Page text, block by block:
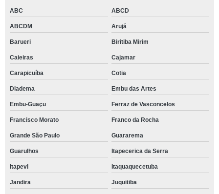
ABC ABCD
ABCDM Arujá
Barueri Biritiba Mirim
Caieiras Cajamar
Carapicuíba Cotia
Diadema Embu das Artes
Embu-Guaçu Ferraz de Vasconcelos
Francisco Morato Franco da Rocha
Grande São Paulo Guararema
Guarulhos Itapecerica da Serra
Itapevi Itaquaquecetuba
Jandira Juquitiba